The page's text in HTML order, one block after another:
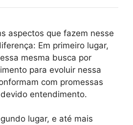
aspectos que fazem nesse
Em primeiro lugar,
mesma busca por
para evoluir nessa
com promessas
entendimento.
lugar, e até mais